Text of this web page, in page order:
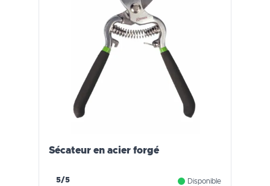
Sécateur en acier forgé
5/5 Disponible